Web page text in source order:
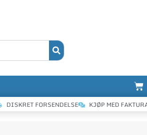
DISKRET FORSENDELSE KJØP MED